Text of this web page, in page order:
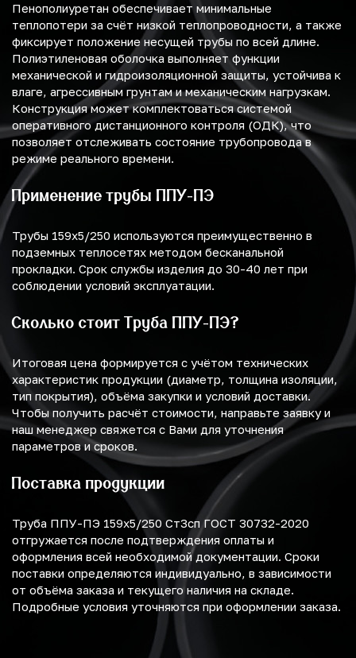
Пенополиуретан обеспечивает минимальные
теплопотери за счёт низкой теплопроводности, а также
фиксирует положение несущей трубы по всей длине.
Полиэтиленовая оболочка выполняет функции
механической и гидроизоляционной защиты, устойчива к
влаге, агрессивным грунтам и механическим нагрузкам.
Конструкция может комплектоваться системой
оперативного дистанционного контроля (ОДК), что
позволяет отслеживать состояние трубопровода в
режиме реального времени.
Применение трубы ППУ-ПЭ
Трубы 159х5/250 используются преимущественно в
подземных теплосетях методом бесканальной
прокладки. Срок службы изделия до 30-40 лет при
соблюдении условий эксплуатации.
Сколько стоит Труба ППУ-ПЭ?
Итоговая цена формируется с учётом технических
характеристик продукции (диаметр, толщина изоляции,
тип покрытия), объёма закупки и условий доставки.
Чтобы получить расчёт стоимости, направьте заявку и
наш менеджер свяжется с Вами для уточнения
параметров и сроков.
Поставка продукции
Труба ППУ-ПЭ 159х5/250 Ст3сп ГОСТ 30732-2020
отгружается после подтверждения оплаты и
оформления всей необходимой документации. Сроки
поставки определяются индивидуально, в зависимости
от объёма заказа и текущего наличия на складе.
Подробные условия уточняются при оформлении заказа.